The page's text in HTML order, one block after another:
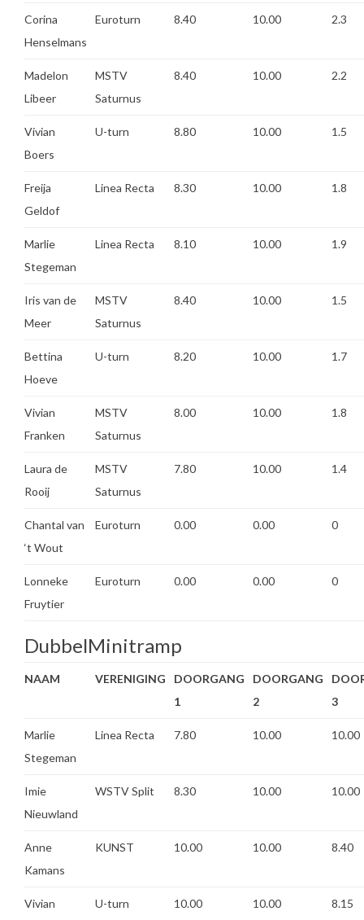
Corina
Henselmans
Euroturn 8.40 10.00 2.3
Madelon
Libeer
MSTV
Saturnus
8.40 10.00 2.2
Vivian
Boers
U-turn 8.80 10.00 1.5
Freija
Geldof
Linea Recta 8.30 10.00 1.8
Marlie
Stegeman
Linea Recta 8.10 10.00 1.9
Iris van de
Meer
MSTV
Saturnus
8.40 10.00 1.5
Bettina
Hoeve
U-turn 8.20 10.00 1.7
Vivian
Franken
MSTV
Saturnus
8.00 10.00 1.8
Laura de
Rooij
MSTV
Saturnus
7.80 10.00 1.4
Chantal van
‘t Wout
Euroturn 0.00 0.00 0
Lonneke
Fruytier
Euroturn 0.00 0.00 0
DubbelMinitramp
NAAM VERENIGING
DOORGANG
1
DOORGANG
2
3
Marlie
Stegeman
Linea Recta 7.80 10.00 10.00
Imie
Nieuwland
WSTV Split 8.30 10.00 10.00
Anne
Kamans
KUNST 10.00 10.00 8.40
Vivian
U-turn 10.00 10.00 8.15